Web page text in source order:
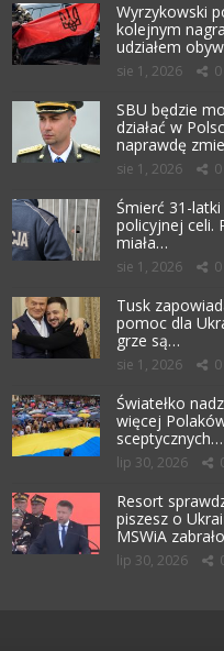
Wyrzykowski
kolejnym
udziałem
sie 1, 2026 0
SBU będzie
działać w
naprawdę
sie 1, 2026 0
Śmierć 31-
policyjnej celi.
miała…
sie 1, 2026 0
Tusk
pomoc dla
grze są…
sie 1, 2026 0
Światełko
więcej
sceptycznych…
lip 30, 2026
Resort
piszesz o
MSWiA
lip 30, 2026